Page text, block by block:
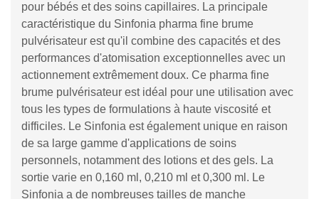
pour bébés et des soins capillaires. La principale
caractéristique du Sinfonia pharma fine brume
pulvérisateur est qu'il combine des capacités et des
performances d'atomisation exceptionnelles avec un
actionnement extrêmement doux. Ce pharma fine
brume pulvérisateur est idéal pour une utilisation avec
tous les types de formulations à haute viscosité et
difficiles. Le Sinfonia est également unique en raison
de sa large gamme d'applications de soins
personnels, notamment des lotions et des gels. La
sortie varie en 0,160 ml, 0,210 ml et 0,300 ml. Le
Sinfonia a de nombreuses tailles de manche